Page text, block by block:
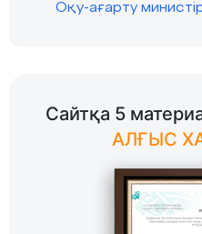
Оқу-ағарту
Сайтқа 5
АЛҒЫС